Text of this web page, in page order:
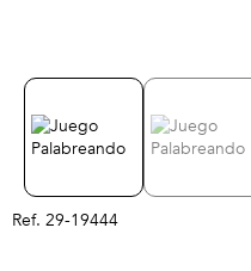
Ref. 29-19444